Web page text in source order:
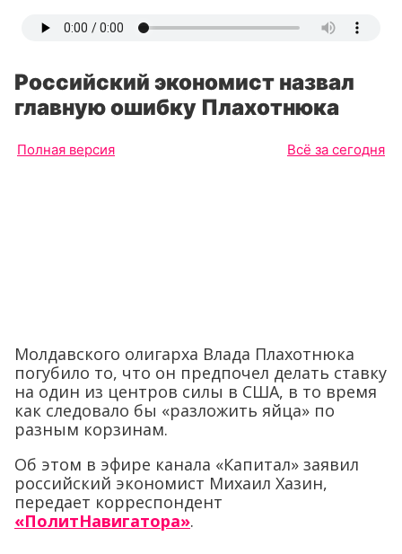
Российский экономист назвал
главную ошибку Плахотнюка
Полная версия Всё за сегодня
Молдавского олигарха Влада Плахотнюка
погубило то, что он предпочел делать ставку
на один из центров силы в США, в то время
как следовало бы «разложить яйца» по
разным корзинам.
Об этом в эфире канала «Капитал» заявил
российский экономист Михаил Хазин,
передает корреспондент
«ПолитНавигатора».